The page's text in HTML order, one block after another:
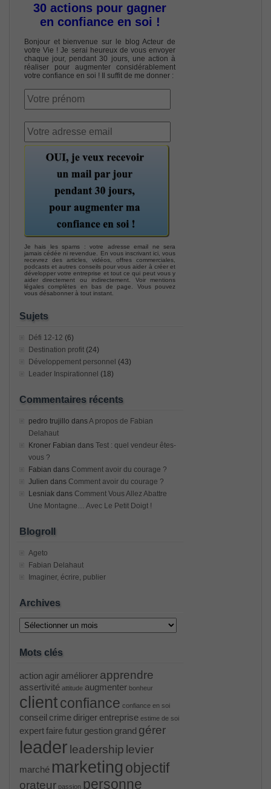
30 actions pour gagner
en confiance en soi !
Bonjour et bienvenue sur le blog Acteur de
votre Vie ! Je serai heureux de vous envoyer
chaque jour, pendant 30 jours, une action à
réaliser pour augmenter considérablement
votre confiance en soi ! Il suffit de me donner :
Je hais les spams : votre adresse email ne sera
jamais cédée ni revendue. En vous inscrivant ici, vous
recevrez des articles, vidéos, offres commerciales,
podcasts et autres conseils pour vous aider à créer et
développer votre entreprise et tout ce qui peut vous y
aider directement ou indirectement. Voir mentions
légales complètes en bas de page. Vous pouvez
vous désabonner à tout instant.
Sujets
Défi 12-12 (6)
Destination profit (24)
Développement personnel (43)
Leader Inspirationnel (18)
Commentaires récents
pedro trujillo dansA propos de Fabian
Delahaut
Kroner Fabian dans Test : quel vendeur êtes-
vous ?
Fabian dans Comment avoir du courage ?
Julien dans Comment avoir du courage ?
Lesniak dans Comment Vous Allez Abattre
Une Montagne… Avec Le Petit Doigt !
Blogroll
Ageto
Fabian Delahaut
Imaginer, écrire, publier
Archives
Archives
Mots clés
action agir améliorer apprendre
assertivité attitude augmenter bonheur
client confiance confiance en soi
conseil crime diriger entreprise estime de soi
expertfairefutur gestion grand gérer
leader leadership levier
marché marketing objectif
orateur passion personne